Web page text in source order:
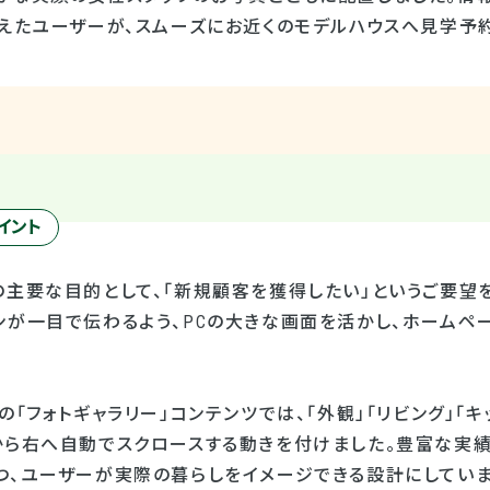
たユーザーが、スムーズにお近くのモデルハウスへ見学予
ント
要な目的として、「新規顧客を獲得したい」というご要望
一目で伝わるよう、PCの大きな画面を活かし、ホーム
「フォトギャラリー」コンテンツでは、「外観」「リビング」
右へ自動でスクロースする動きを付けました。豊富な実
ユーザーが実際の暮らしをイメージできる設計にしていま